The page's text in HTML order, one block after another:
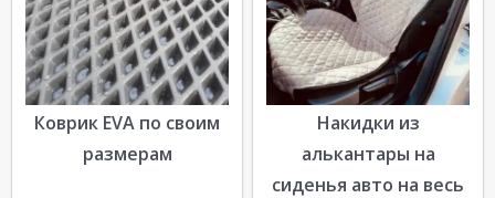
Коврик EVA по своим
размерам
Накидки из
алькантары на
сиденья авто на весь